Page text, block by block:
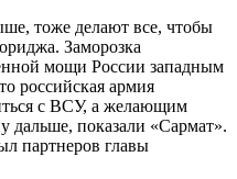
тоже делают все, чтобы
Заморозка
мощи России западным
российская армия
с ВСУ, а желающим
дальше, показали «Сармат».
партнеров главы